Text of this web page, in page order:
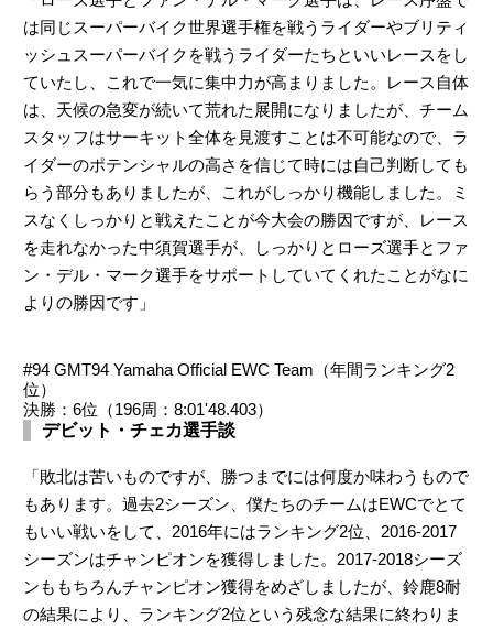
は同じスーパーバイク世界選手権を戦うライダーやブリティ
ッシュスーパーバイクを戦うライダーたちといいレースをし
ていたし、これで一気に集中力が高まりました。レース自体
は、天候の急変が続いて荒れた展開になりましたが、チーム
スタッフはサーキット全体を見渡すことは不可能なので、ラ
イダーのポテンシャルの高さを信じて時には自己判断しても
らう部分もありましたが、これがしっかり機能しました。ミ
スなくしっかりと戦えたことが今大会の勝因ですが、レース
を走れなかった中須賀選手が、しっかりとローズ選手とファ
ン・デル・マーク選手をサポートしていてくれたことがなに
よりの勝因です」
#94 GMT94 Yamaha Official EWC Team（年間ランキング2
位）
決勝：6位（196周：8:01'48.403）
デビット・チェカ選手談
「敗北は苦いものですが、勝つまでには何度か味わうもので
もあります。過去2シーズン、僕たちのチームはEWCでとて
もいい戦いをして、2016年にはランキング2位、2016-2017
シーズンはチャンピオンを獲得しました。2017-2018シーズ
ンももちろんチャンピオン獲得をめざしましたが、鈴鹿8耐
の結果により、ランキング2位という残念な結果に終わりま